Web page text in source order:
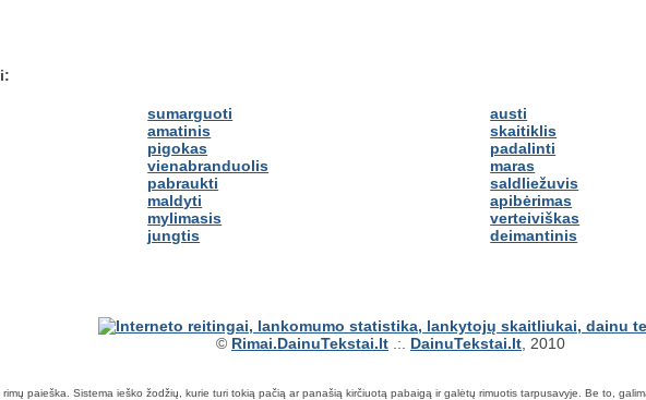
sumarguoti
amatinis
pigokas
vienabranduolis
pabraukti
maldyti
mylimasis
jungtis
austi
skaitiklis
padalinti
maras
saldliežuvis
apibėrimas
verteiviškas
deimantinis
© Rimai.DainuTekstai.lt .:. DainuTekstai.lt , 2010
rimų paieška. Sistema ieško žodžių, kurie turi tokią pačią ar panašią kirčiuotą pabaigą ir galėtų rimuotis tarpusavyje. Be to,